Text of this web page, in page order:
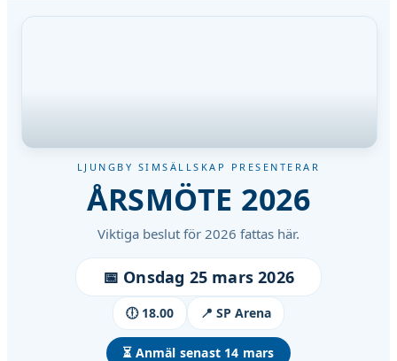
LJUNGBY SIMSÄLLSKAP PRESENTERAR
ÅRSMÖTE 2026
Viktiga beslut för 2026 fattas här.
📅 Onsdag 25 mars 2026
🕕 18.00 📍 SP Arena
⏳ Anmäl senast 14 mars